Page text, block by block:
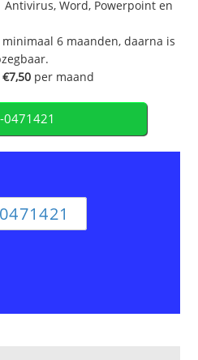
Word, Powerpoint en
6 maanden, daarna is
€7,50 per maand
0471421